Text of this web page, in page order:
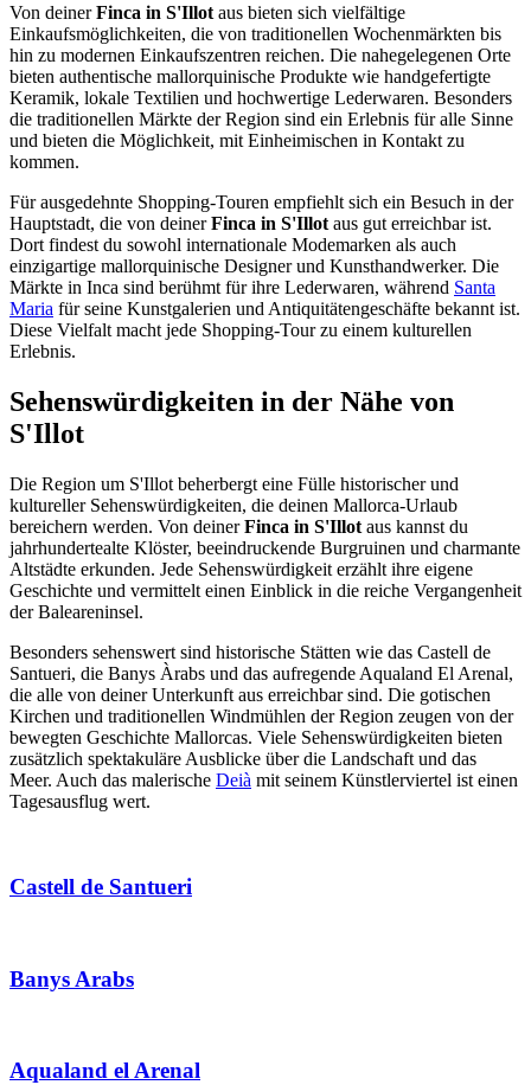
Von deinerFinca in S'Illot aus bieten sich vielfältige
Einkaufsmöglichkeiten, die von traditionellen Wochenmärkten bis
hin zu modernen Einkaufszentren reichen. Die nahegelegenen Orte
bieten authentische mallorquinische Produkte wie handgefertigte
Keramik, lokale Textilien und hochwertige Lederwaren. Besonders
die traditionellen Märkte der Region sind ein Erlebnis für alle Sinne
und bieten die Möglichkeit, mit Einheimischen in Kontakt zu
kommen.
Für ausgedehnte Shopping-Touren empfiehlt sich ein Besuch in der
Hauptstadt, die von deinerFinca in S'Illot aus gut erreichbar ist.
Dort findest du sowohl internationale Modemarken als auch
einzigartige mallorquinische Designer und Kunsthandwerker. Die
Märkte in Inca sind berühmt für ihre Lederwaren, während Santa
Maria für seine Kunstgalerien und Antiquitätengeschäfte bekannt ist.
Diese Vielfalt macht jede Shopping-Tour zu einem kulturellen
Erlebnis.
Sehenswürdigkeiten in der Nähe von
S'Illot
Die Region um S'Illot beherbergt eine Fülle historischer und
kultureller Sehenswürdigkeiten, die deinen Mallorca-Urlaub
bereichern werden. Von deinerFinca in S'Illot aus kannst du
jahrhundertealte Klöster, beeindruckende Burgruinen und charmante
Altstädte erkunden. Jede Sehenswürdigkeit erzählt ihre eigene
Geschichte und vermittelt einen Einblick in die reiche Vergangenheit
der Baleareninsel.
Besonders sehenswert sind historische Stätten wie das Castell de
Santueri, die Banys Àrabs und das aufregende Aqualand El Arenal,
die alle von deiner Unterkunft aus erreichbar sind. Die gotischen
Kirchen und traditionellen Windmühlen der Region zeugen von der
bewegten Geschichte Mallorcas. Viele Sehenswürdigkeiten bieten
zusätzlich spektakuläre Ausblicke über die Landschaft und das
Meer. Auch das malerische Deià mit seinem Künstlerviertel ist einen
Tagesausflug wert.
Castell de Santueri
Banys Arabs
Aqualand el Arenal